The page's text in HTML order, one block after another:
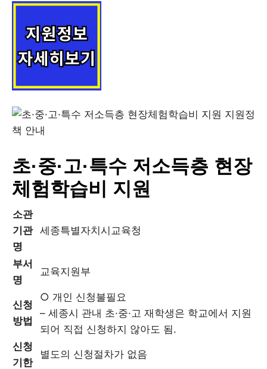
초·중·고·특수 저소득층 현장
체험학습비 지원
소관
기관
명
세종특별자치시교육청
부서
명
교육지원부
신청
방법
○ 개인 신청불필요
– 세종시 관내 초·중·고 재학생은 학교에서 지원
되어 직접 신청하지 않아도 됨.
신청
기한
별도의 신청절차가 없음